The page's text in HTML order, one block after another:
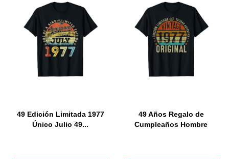
49 Edición Limitada 1977
Único Julio 49...
49 Años Regalo de
Cumpleaños Hombre